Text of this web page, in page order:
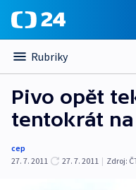
Rubriky
Pivo opět
tentokrát
cep
27. 7. 2011
27. 7. 2011 | Zdroj: